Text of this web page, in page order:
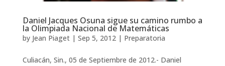
Daniel Jacques Osuna sigue su camino rumbo a
la Olimpiada Nacional de Matemáticas
by Jean Piaget| Sep 5, 2012| Preparatoria
Culiacán, Sin., 05 de Septiembre de 2012.- Daniel